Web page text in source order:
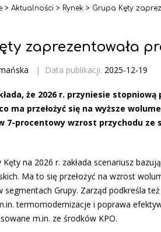
> Aktualności > Rynek > Grupa Kęty
zaprezentowała
| Data publikacji: 2025-12-19
że 2026 r. przyniesie
ma przełożyć się na wyższe
7-procentowy wzrost przychodu ze
Kęty na 2026 r. zakłada scenariusz
Ma to się przełożyć na wzrost
segmentach Grupy. Zarząd podkreśla
termomodernizacje i poprawa
m.in. ze środków KPO.